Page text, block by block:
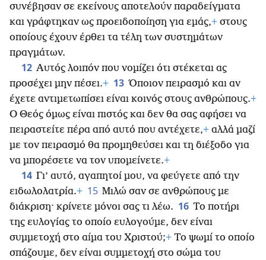
συνέβησαν σε εκείνους αποτελούν παραδείγματα
και γράφτηκαν ως προειδοποίηση για εμάς,+ στους
οποίους έχουν έρθει τα τέλη των συστημάτων
πραγμάτων.
12 Αυτός λοιπόν που νομίζει ότι στέκεται ας
προσέχει μην πέσει.+ 13 Όποιον πειρασμό και αν
έχετε αντιμετωπίσει είναι κοινός στους ανθρώπους.+
Ο Θεός όμως είναι πιστός και δεν θα σας αφήσει να
πειραστείτε πέρα από αυτό που αντέχετε,+ αλλά μαζί
με τον πειρασμό θα προμηθεύσει και τη διέξοδο για
να μπορέσετε να τον υπομείνετε.+
14 Γι’ αυτό, αγαπητοί μου, να φεύγετε από την
ειδωλολατρία.+ 15 Μιλώ σαν σε ανθρώπους με
διάκριση· κρίνετε μόνοι σας τι λέω. 16 Το ποτήρι
της ευλογίας το οποίο ευλογούμε, δεν είναι
συμμετοχή στο αίμα του Χριστού;+ Το ψωμί το οποίο
σπάζουμε, δεν είναι συμμετοχή στο σώμα του